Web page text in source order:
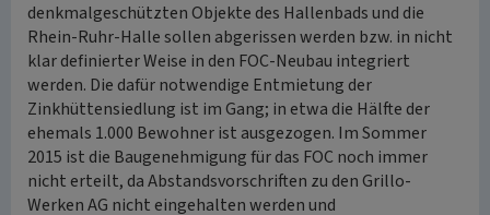
denkmalgeschützten Objekte des Hallenbads und die
Rhein-Ruhr-Halle sollen abgerissen werden bzw. in nicht
klar definierter Weise in den FOC-Neubau integriert
werden. Die dafür notwendige Entmietung der
Zinkhüttensiedlung ist im Gang; in etwa die Hälfte der
ehemals 1.000 Bewohner ist ausgezogen. Im Sommer
2015 ist die Baugenehmigung für das FOC noch immer
nicht erteilt, da Abstandsvorschriften zu den Grillo-
Werken AG nicht eingehalten werden und